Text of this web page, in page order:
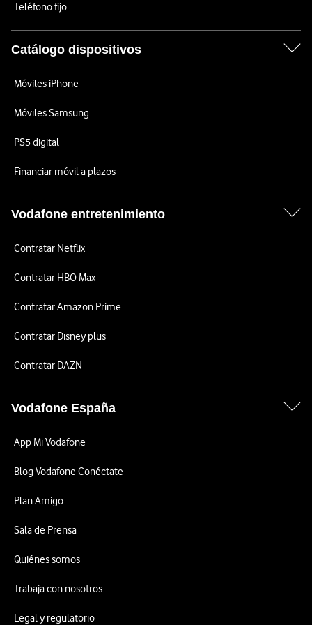
Teléfono fijo
Catálogo dispositivos
Móviles iPhone
Móviles Samsung
PS5 digital
Financiar móvil a plazos
Vodafone entretenimiento
Contratar Netflix
Contratar HBO Max
Contratar Amazon Prime
Contratar Disney plus
Contratar DAZN
Vodafone España
App Mi Vodafone
Blog Vodafone Conéctate
Plan Amigo
Sala de Prensa
Quiénes somos
Trabaja con nosotros
Legal y regulatorio